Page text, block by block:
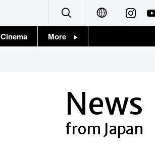
Français
Cinema More
News
from Japan